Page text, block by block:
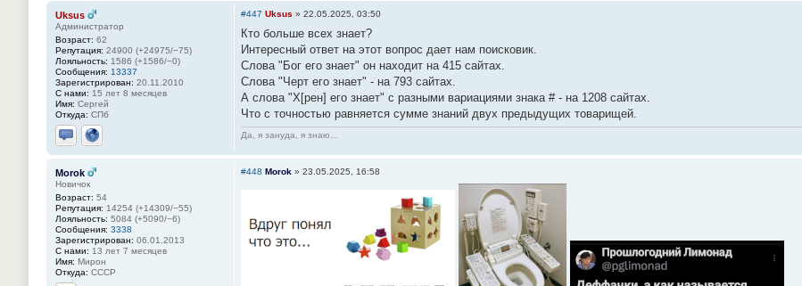
Uksus
Администратор
Возраст: 62
Репутация: 24900 (+24975/−75)
Лояльность: 1586 (+1586/−0)
Сообщения: 13337
Зарегистрирован: 20.11.2010
С нами: 15 лет 8 месяцев
Имя: Сергей
Откуда: СПб
Отправить личное сообщение
Сайт
#447 Uksus » 22.05.2025, 03:50
Кто больше всех знает?
Интересный ответ на этот вопрос дает нам поисковик.
Слова "Бог его знает" он находит на 415 сайтах.
Слова "Черт его знает" - на 793 сайтах.
А слова "Х[рен] его знает" с разными вариациями знака # - на 1208 сайтах.
Что с точностью равняется сумме знаний двух предыдущих товарищей.
Да, я зануда, я знаю...
Morok
Новичок
Возраст: 54
Репутация: 14254 (+14309/−55)
Лояльность: 5084 (+5090/−6)
Сообщения: 3338
Зарегистрирован: 06.01.2013
С нами: 13 лет 7 месяцев
Имя: Мирон
Откуда: СССР
#448 Morok » 23.05.2025, 16:58